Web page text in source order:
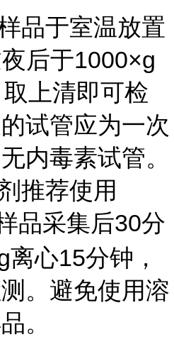
品于室温放置
后于1000×g
上清即可检
试管应为一次
内毒素试管。
推荐使用
品采集后30分
离心15分钟，
。避免使用溶
。